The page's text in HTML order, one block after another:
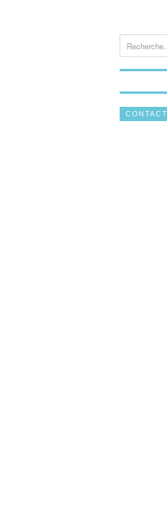
CONTACT